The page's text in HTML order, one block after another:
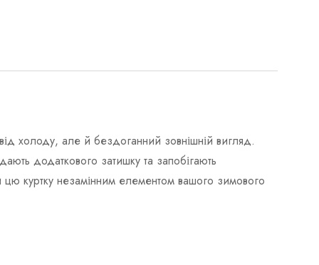
холоду, але й бездоганний зовнішній вигляд.
додаткового затишку та запобігають
цю куртку незамінним елементом вашого зимового